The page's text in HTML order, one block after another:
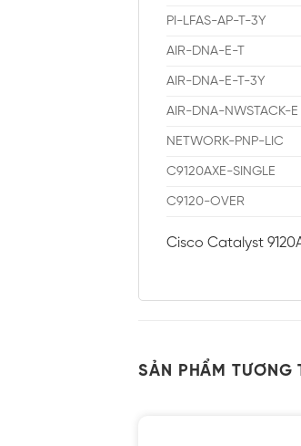
PI-LFAS-AP-T-3Y
AIR-DNA-E-T
AIR-DNA-E-T-3Y
AIR-DNA-NWSTACK-E
NETWORK-PNP-LIC
C9120AXE-SINGLE
C9120-OVER
Cisco Catalyst
SẢN PHẨM TƯƠNG